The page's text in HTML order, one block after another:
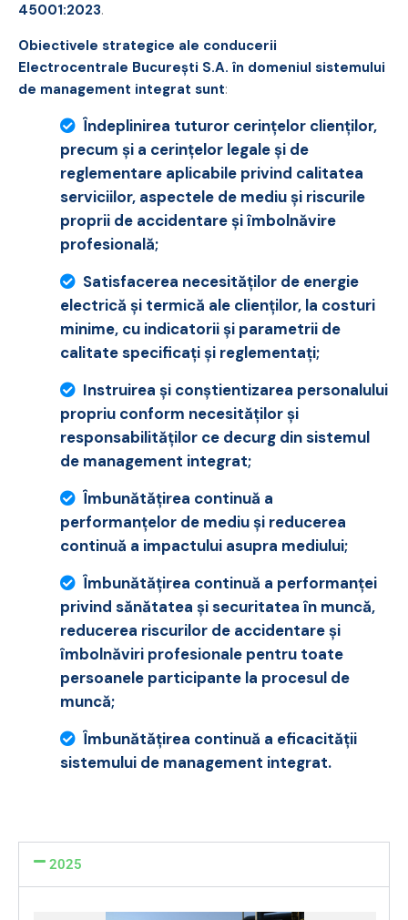
45001:2023.
Obiectivele strategice ale conducerii
Electrocentrale Bucureşti S.A. în domeniul sistemului
de management integrat sunt:
Îndeplinirea tuturor cerinţelor clienţilor,
precum şi a cerinţelor legale şi de
reglementare aplicabile privind calitatea
serviciilor, aspectele de mediu şi riscurile
proprii de accidentare şi îmbolnăvire
profesională;
Satisfacerea necesităţilor de energie
electrică şi termică ale clienţilor, la costuri
minime, cu indicatorii şi parametrii de
calitate specificaţi şi reglementaţi;
Instruirea şi conştientizarea personalului
propriu conform necesităţilor şi
responsabilităţilor ce decurg din sistemul
de management integrat;
Îmbunătăţirea continuă a
performanţelor de mediu şi reducerea
continuă a impactului asupra mediului;
Îmbunătăţirea continuă a performanţei
privind sănătatea şi securitatea în muncă,
reducerea riscurilor de accidentare şi
îmbolnăviri profesionale pentru toate
persoanele participante la procesul de
muncă;
Îmbunătăţirea continuă a eficacităţii
sistemului de management integrat.
2025